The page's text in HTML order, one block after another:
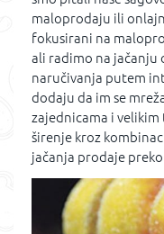
maloprodaju ili
fokusirani na
ali radimo na
naručivanja putem
dodaju da im se
zajednicama i
širenje kroz
jačanja prodaje